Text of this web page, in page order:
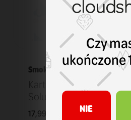
Smok
Kartridż Smok
Solus 0,9 ohm
17,99 zł KOSZYK
Czy
ukończone
NIE